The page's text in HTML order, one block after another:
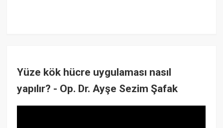
Yüze kök hücre uygulaması nasıl
yapılır? - Op. Dr. Ayşe Sezim Şafak